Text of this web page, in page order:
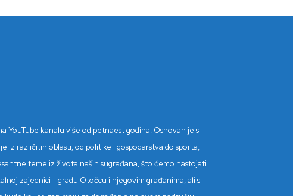
YouTube kanalu više od petnaest godina. Osnovan je s
različitih oblasti, od politike i gospodarstva do sporta,
teme iz života naših sugrađana, što ćemo nastojati
zajednici - gradu Otočcu i njegovim građanima, ali s